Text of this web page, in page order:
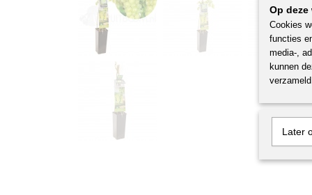
Op
Cookies
functies
media-,
kunnen
Later